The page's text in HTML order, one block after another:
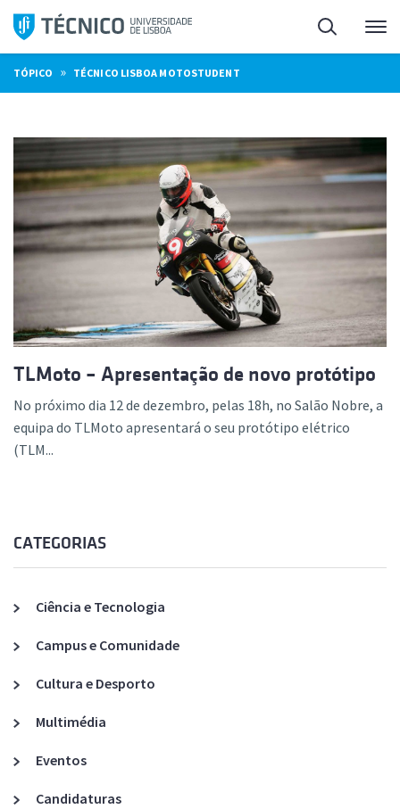
Saltar
para
o
conteúdo
Pesquisa
TÓPICO » TÉCNICO LISBOA MOTOSTUDENT
TLMoto – Apresentação de novo protótipo
No próximo dia 12 de dezembro, pelas 18h, no Salão Nobre, a
equipa do TLMoto apresentará o seu protótipo elétrico
(TLM...
CATEGORIAS
Ciência e Tecnologia
Campus e Comunidade
Cultura e Desporto
Multimédia
Eventos
Candidaturas